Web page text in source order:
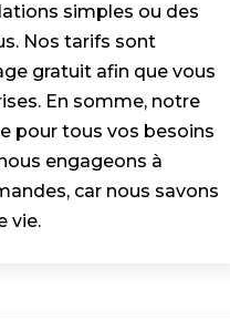
simples ou des
Nos tarifs sont
gratuit afin que vous
En somme, notre
pour tous vos besoins
engageons à
car nous savons
vie.